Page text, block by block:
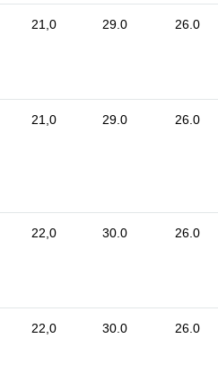
21,0 29.0 26.0
21,0 29.0 26.0
22,0 30.0 26.0
22,0 30.0 26.0